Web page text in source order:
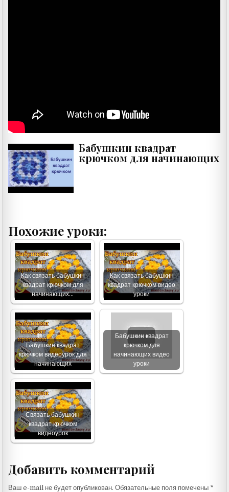
Бабушкин квадрат
крючком для начинающих
Похожие уроки:
Как связать бабушкин
квадрат крючком для
начинающих…
Как связать бабушкин
квадрат крючком видео
уроки
Бабушкин квадрат
крючком видеоурок для
начинающих
Бабушкин квадрат
крючком для
начинающих видео
уроки
Связать бабушкин
квадрат крючком
видеоурок
Добавить комментарий
Ваш e-mail не будет опубликован. Обязательные поля помечены *